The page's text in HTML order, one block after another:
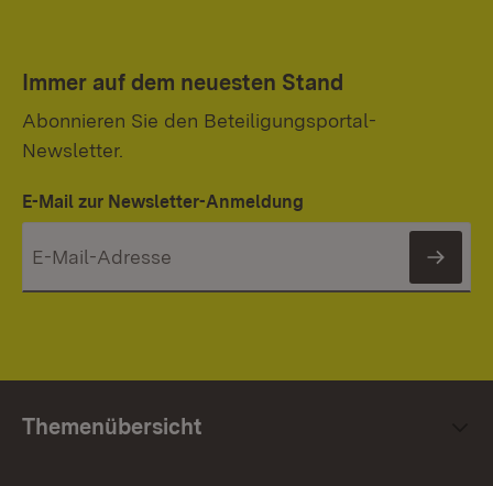
Immer auf dem neuesten Stand
Abonnieren Sie den Beteiligungsportal-
Newsletter.
E-Mail zur Newsletter-Anmeldung
Themenübersicht